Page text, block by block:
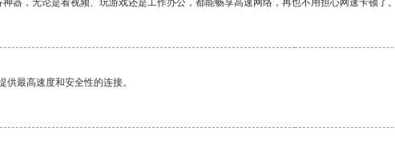
器，无论是看视频、玩游戏还是工作办公，都能畅享高速网络，再也不用担心网速卡顿了。
最高速度和安全性的连接。